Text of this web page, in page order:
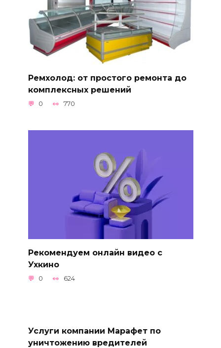
Ремхолод: от простого ремонта до
комплексных решений
0 770
Рекомендуем онлайн видео с
Ухкино
0 624
Услуги компании Марафет по
уничтожению вредителей